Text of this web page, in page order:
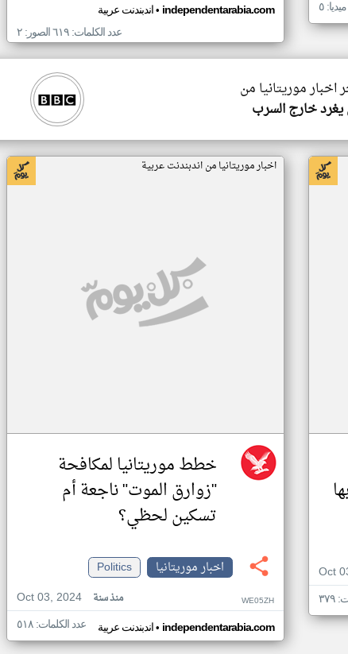
اندبندنت عربية• independentarabia.com
عدد الكلمات: ٦١٩ الصور: ٢
اخبار موريتانيا من
خارج السرب
Oct
اخبار موريتانيا من اندبندنت عربية
خطط موريتانيا لمكافحة
"زوارق الموت" ناجعة أم
تسكين لحظي؟
اخبار موريتانيا
Politics
Oct 03, 2024
منذ سنة WE05ZH
اندبندنت عربية• independentarabia.com عدد الكلمات: ٥١٨